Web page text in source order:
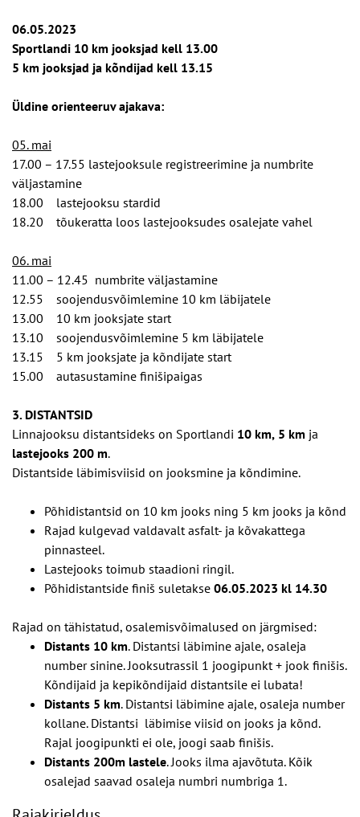
06.05.2023
Sportlandi 10 km jooksjad kell 13.00
5 km jooksjad ja kõndijad kell 13.15
Üldine orienteeruv ajakava:
05. mai
17.00 – 17.55 lastejooksule registreerimine ja numbrite
väljastamine
18.00 lastejooksu stardid
18.20 tõukeratta loos lastejooksudes osalejate vahel
06. mai
11.00 – 12.45 numbrite väljastamine
12.55 soojendusvõimlemine 10 km läbijatele
13.00 10 km jooksjate start
13.10 soojendusvõimlemine 5 km läbijatele
13.15 5 km jooksjate ja kõndijate start
15.00 autasustamine finišipaigas
3. DISTANTSID
Linnajooksu distantsideks on Sportlandi 10 km, 5 km ja
lastejooks 200 m.
Distantside läbimisviisid on jooksmine ja kõndimine.
Põhidistantsid on 10 km jooks ning 5 km jooks ja kõnd
Rajad kulgevad valdavalt asfalt- ja kõvakattega
pinnasteel.
Lastejooks toimub staadioni ringil.
Põhidistantside finiš suletakse 06.05.2023 kl 14.30
Rajad on tähistatud, osalemisvõimalused on järgmised:
Distants 10 km. Distantsi läbimine ajale, osaleja
number sinine. Jooksutrassil 1 joogipunkt + jook finišis.
Kõndijaid ja kepikõndijaid distantsile ei lubata!
Distants 5 km. Distantsi läbimine ajale, osaleja number
kollane. Distantsi läbimise viisid on jooks ja kõnd.
Rajal joogipunkti ei ole, joogi saab finišis.
Distants 200m lastele. Jooks ilma ajavõtuta. Kõik
osalejad saavad osaleja numbri numbriga 1.